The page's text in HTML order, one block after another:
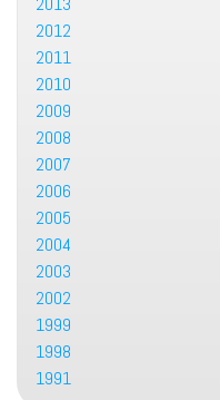
2012
2011
2010
2009
2008
2007
2006
2005
2004
2003
2002
1999
1998
1991